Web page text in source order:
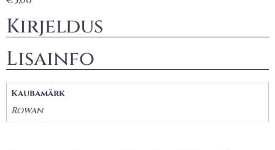
Kirjeldus
Lisainfo
Kaubamärk
Rowan